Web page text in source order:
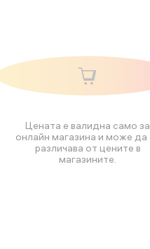
Цената е валидна само за
онлайн магазина и може да
различава от цените в
магазините.